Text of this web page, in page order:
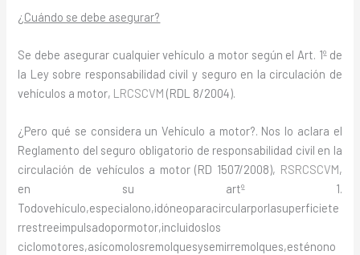
¿Cuándo se debe asegurar?
Se debe asegurar cualquier vehículo a motor según el Art. 1º de
la Ley sobre responsabilidad civil y seguro en la circulación de
vehículos a motor, LRCSCVM (RDL 8/2004).
¿Pero qué se considera un Vehículo a motor?. Nos lo aclara el
Reglamento del seguro obligatorio de responsabilidad civil en la
circulación de vehículos a motor (RD 1507/2008), RSRCSCVM,
en su artº 1.
Todovehículo,especialono,idóneoparacircularporlasuperficiete
rrestreeimpulsadopormotor,incluidoslos
ciclomotores,asícomolosremolquesysemirremolques,esténono